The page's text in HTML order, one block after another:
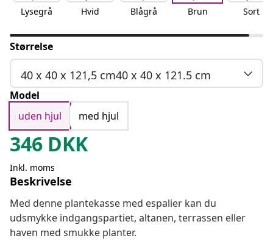
Lysegrå Hvid Blågrå Brun Sort
Størrelse
40 x 40 x 121,5 cm40 x 40 x 121.5 cm
Model
uden hjul
med hjul
346 DKK
Inkl. moms
Beskrivelse
Med denne plantekasse med espalier kan du
udsmykke indgangspartiet, altanen, terrassen eller
haven med smukke planter.